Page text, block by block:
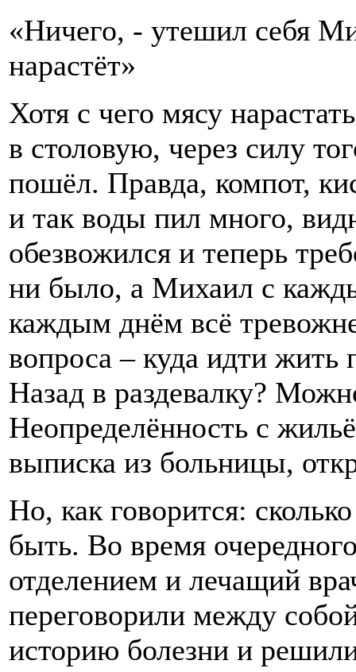
«Ничего, - утешил себя
нарастёт»
Хотя с чего мясу
в столовую, через силу
пошёл. Правда, компот,
и так воды пил много,
обезвожился и теперь
ни было, а Михаил с
каждым днём всё
вопроса – куда идти
Назад в раздевалку?
Неопределённость с
выписка из больницы,
Но, как говорится:
быть. Во время
отделением и лечащий
переговорили между
историю болезни и